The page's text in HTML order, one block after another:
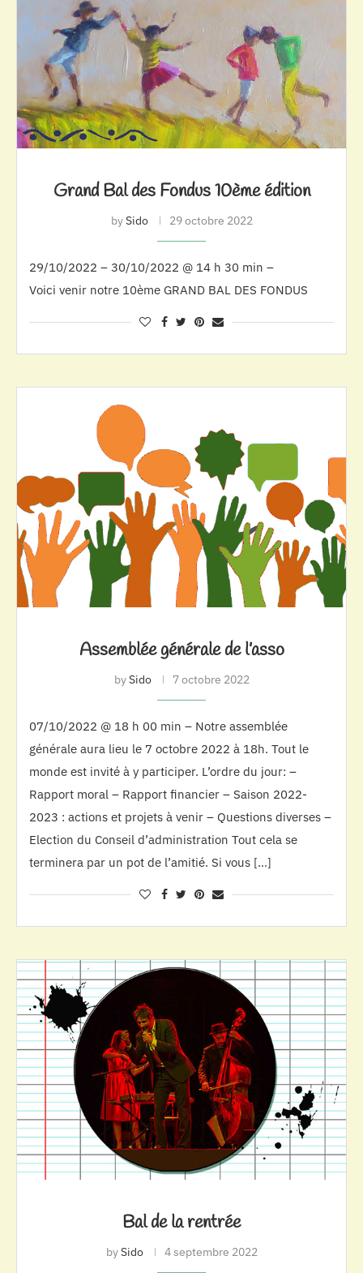
Grand Bal des Fondus 10ème édition
bySido 29 octobre 2022
29/10/2022 – 30/10/2022 @ 14 h 30 min –
Voici venir notre 10ème GRAND BAL DES FONDUS
Assemblée générale de l’asso
bySido 7 octobre 2022
07/10/2022 @ 18 h 00 min – Notre assemblée
générale aura lieu le 7 octobre 2022 à 18h. Tout le
monde est invité à y participer. L’ordre du jour: –
Rapport moral – Rapport financier – Saison 2022-
2023 : actions et projets à venir – Questions diverses –
Election du Conseil d’administration Tout cela se
terminera par un pot de l’amitié. Si vous […]
Bal de la rentrée
bySido 4 septembre 2022